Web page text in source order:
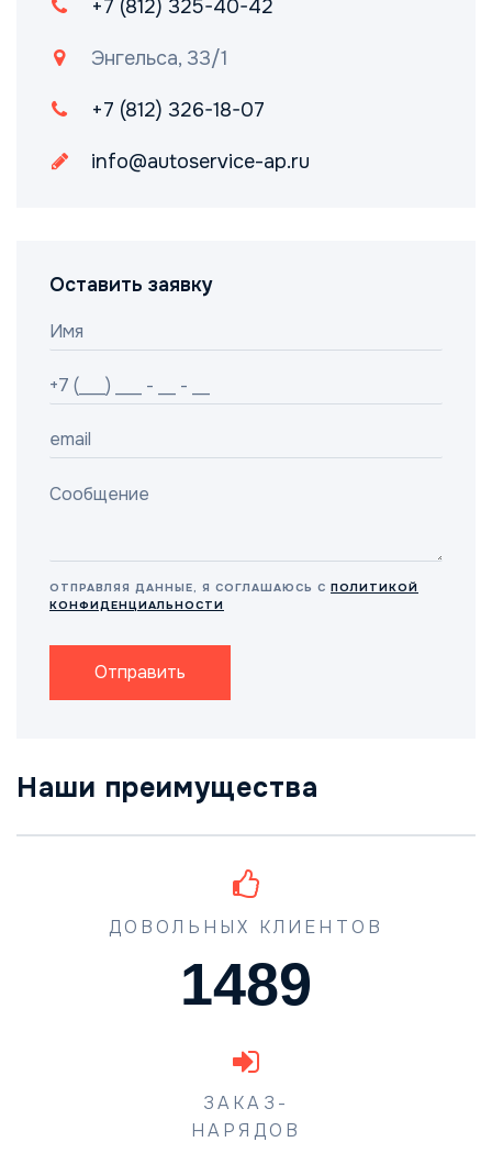
+7 (812) 325-40-42
Энгельса, 33/1
+7 (812) 326-18-07
info@autoservice-ap.ru
Оставить заявку
ОТПРАВЛЯЯ ДАННЫЕ, Я СОГЛАШАЮСЬ С ПОЛИТИКОЙ
КОНФИДЕНЦИАЛЬНОСТИ
Отправить
Наши преимущества
ДОВОЛЬНЫХ КЛИЕНТОВ
1489
ЗАКАЗ-
НАРЯДОВ